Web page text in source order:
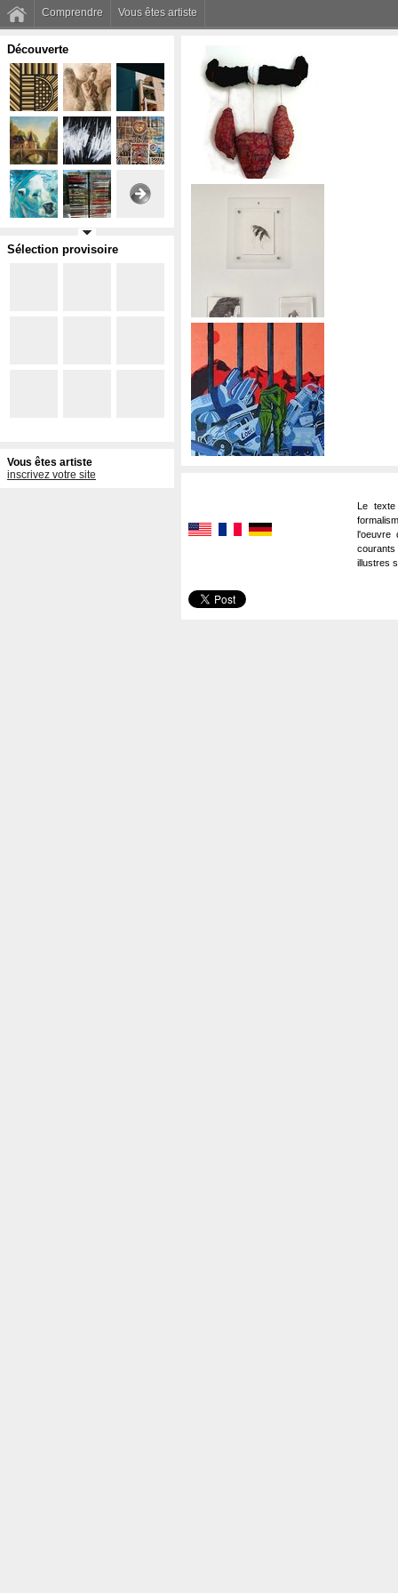
Comprendre Vous êtes artiste
Découverte
Sélection provisoire
Vous êtes artiste
inscrivez votre site
Le
l'oeuvre
illustres